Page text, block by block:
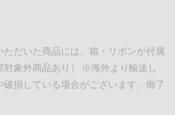
ただいた商品には、箱・リボンが付属
対象外商品あり） ※海外より輸送し
破損している場合がございます。御了